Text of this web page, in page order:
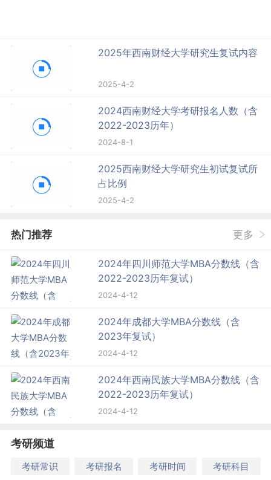
2025年西南财经大学研究生复试内容
2025-4-2
2024西南财经大学考研报名人数（含
2022-2023历年）
2024-8-1
2025西南财经大学研究生初试复试所
占比例
2025-4-2
热门推荐 更多
2024年四川师范大学MBA分数线（含
2022-2023历年复试）
2024-4-12
2024年成都大学MBA分数线（含
2023年复试）
2024-4-12
2024年西南民族大学MBA分数线（含
2022-2023历年复试）
2024-4-12
考研频道
考研常识 考研报名 考研时间 考研科目